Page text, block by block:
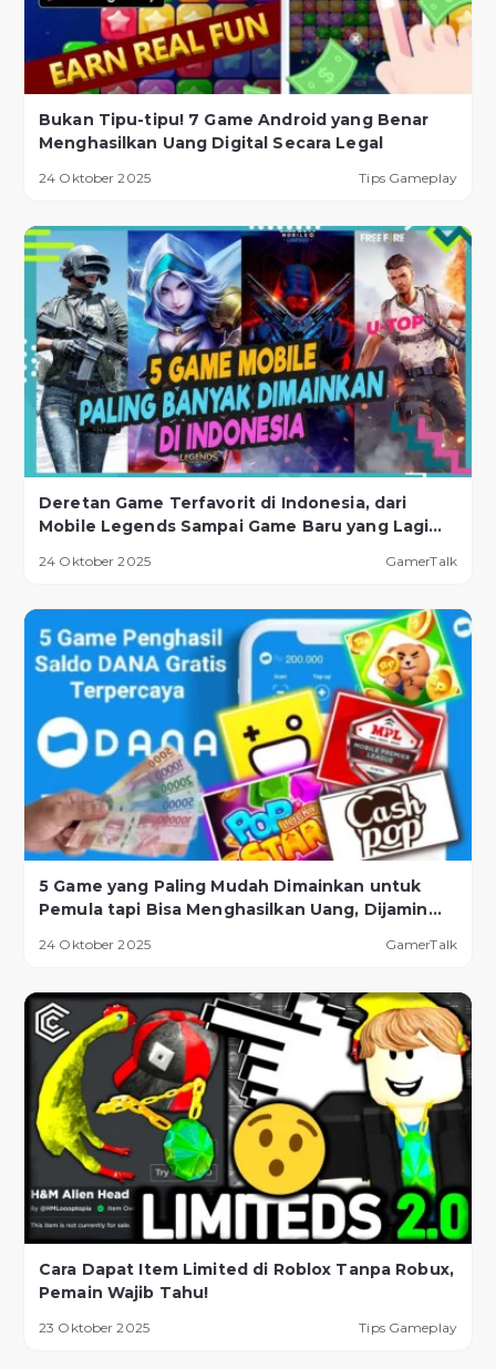
Bukan Tipu-tipu! 7 Game Android yang Benar
Menghasilkan Uang Digital Secara Legal
24 Oktober 2025 Tips Gameplay
Deretan Game Terfavorit di Indonesia, dari
Mobile Legends Sampai Game Baru yang Lagi
24 Oktober 2025 GamerTalk
5 Game yang Paling Mudah Dimainkan untuk
Pemula tapi Bisa Menghasilkan Uang, Dijamin
24 Oktober 2025 GamerTalk
Cara Dapat Item Limited di Roblox Tanpa Robux,
Pemain Wajib Tahu!
23 Oktober 2025 Tips Gameplay